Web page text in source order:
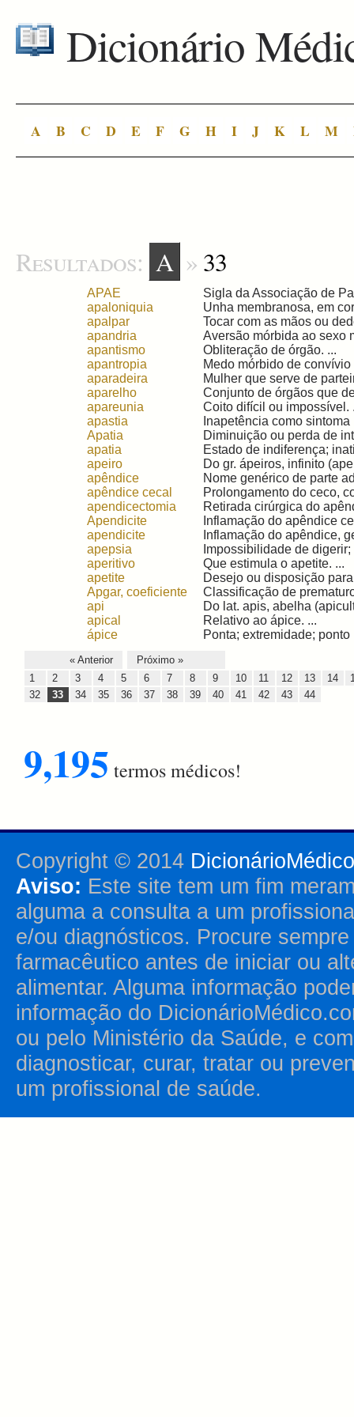
Dicionário
A B C D E F G H I J K L M
Resultados: A » 33
APAE
Sigla da Associação de
apaloniquia
Unha membranosa, em
apalpar
Tocar com as mãos ou
apandria
Aversão mórbida ao sexo
apantismo
Obliteração de órgão. ...
apantropia
Medo mórbido de
aparadeira
Mulher que serve de
aparelho
Conjunto de órgãos que
apareunia
Coito difícil ou impossível.
apastia
Inapetência como
Apatia
Diminuição ou perda de
apatia
Estado de indiferença;
apeiro
Do gr. ápeiros, infinito
apêndice
Nome genérico de parte
apêndice cecal
Prolongamento do ceco,
apendicectomia
Retirada cirúrgica do
Apendicite
Inflamação do apêndice
apendicite
Inflamação do apêndice,
apepsia
Impossibilidade de
aperitivo
Que estimula o apetite. ...
apetite
Desejo ou disposição
Apgar, coeficiente
Classificação de
api
Do lat. apis, abelha
apical
Relativo ao ápice. ...
ápice
Ponta; extremidade;
« Anterior
Próximo »
1
2 3 4 5 6 7 8 9 10 11 12 13 14
32
33 34 35 36 37 38 39 40 41 42 43 44
9,195 termos médicos!
Copyright © 2014
Aviso: Este site tem um fim
alguma a consulta a um
e/ou diagnósticos. Procure
farmacêutico antes de iniciar ou
alimentar. Alguma informação
informação do
ou pelo Ministério da Saúde, e
diagnosticar, curar, tratar ou
um profissional de saúde.